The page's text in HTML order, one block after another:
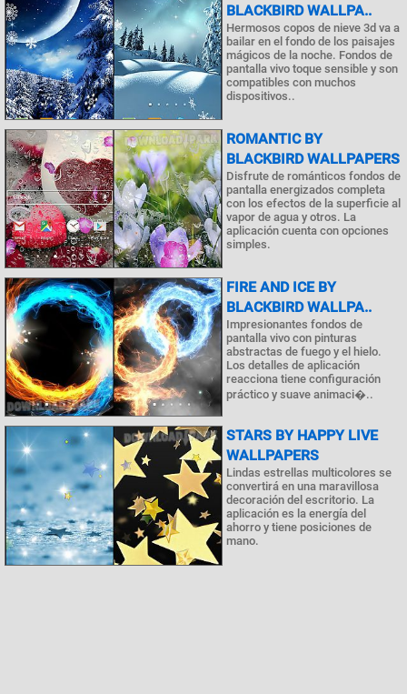
BLACKBIRD WALLPA..
Hermosos copos de nieve 3d va a
bailar en el fondo de los paisajes
mágicos de la noche. Fondos de
pantalla vivo toque sensible y son
compatibles con muchos
dispositivos..
ROMANTIC BY
BLACKBIRD WALLPAPERS
Disfrute de románticos fondos de
pantalla energizados completa
con los efectos de la superficie al
vapor de agua y otros. La
aplicación cuenta con opciones
simples.
FIRE AND ICE BY
BLACKBIRD WALLPA..
Impresionantes fondos de
pantalla vivo con pinturas
abstractas de fuego y el hielo.
Los detalles de aplicación
reacciona tiene configuración
práctico y suave animaci�..
STARS BY HAPPY LIVE
WALLPAPERS
Lindas estrellas multicolores se
convertirá en una maravillosa
decoración del escritorio. La
aplicación es la energía del
ahorro y tiene posiciones de
mano.